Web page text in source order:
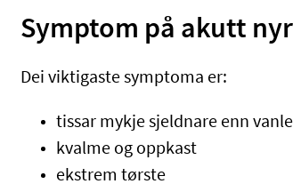
Symptom på akutt
Dei viktigaste symptoma er:
tissar mykje sjeldnare enn
kvalme og oppkast
ekstrem tørste